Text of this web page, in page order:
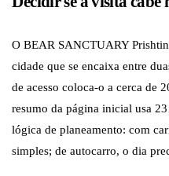
O BEAR SANCTUARY
cidade que se encaixa entre
de acesso coloca-o a cerca de
resumo da página inicial usa
lógica de planeamento: com
simples; de autocarro, o dia